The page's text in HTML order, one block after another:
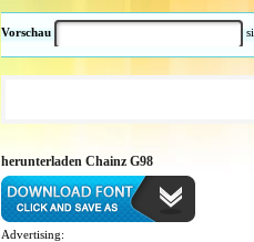
Vorschau
herunterladen Chainz G98
Advertising: